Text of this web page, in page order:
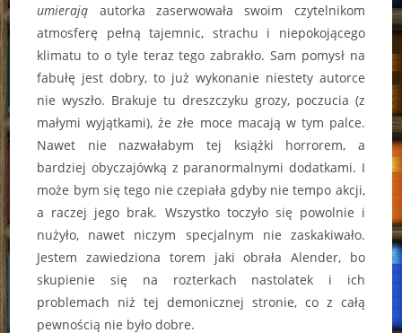
umierają autorka zaserwowała swoim czytelnikom
atmosferę pełną tajemnic, strachu i niepokojącego
klimatu to o tyle teraz tego zabrakło. Sam pomysł na
fabułę jest dobry, to już wykonanie niestety autorce
nie wyszło. Brakuje tu dreszczyku grozy, poczucia (z
małymi wyjątkami), że złe moce macają w tym palce.
Nawet nie nazwałabym tej książki horrorem, a
bardziej obyczajówką z paranormalnymi dodatkami. I
może bym się tego nie czepiała gdyby nie tempo akcji,
a raczej jego brak. Wszystko toczyło się powolnie i
nużyło, nawet niczym specjalnym nie zaskakiwało.
Jestem zawiedziona torem jaki obrała Alender, bo
skupienie się na rozterkach nastolatek i ich
problemach niż tej demonicznej stronie, co z całą
pewnością nie było dobre.